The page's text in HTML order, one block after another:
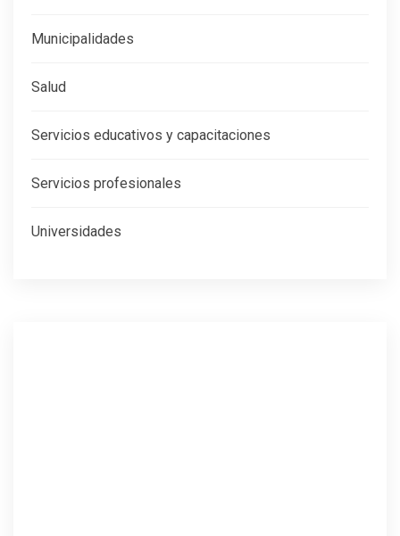
Municipalidades
Salud
Servicios educativos y capacitaciones
Servicios profesionales
Universidades